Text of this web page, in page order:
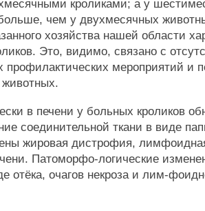
кроликами; а у
чем у двухмесячных
хозяйства нашей области
Это, видимо, связано с
профилактических мероприятий и
в печени у больных кроликов
соединительной ткани в виде
жировая дистрофия,
Патоморфо-логические
отёка, очагов некроза и лим-